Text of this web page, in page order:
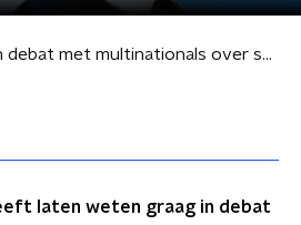
Rutte wil in debat met multinationals over salarisverhogingen
laten weten graag in debat